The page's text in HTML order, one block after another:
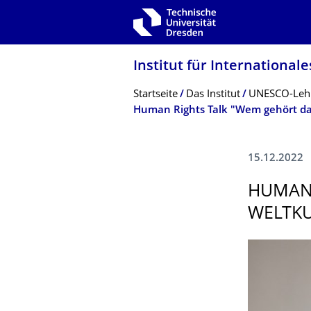
Zur Hauptnavigation springen
Institut für
Breadcrumb-Menü
Startseite Das Institut
UNESCO-
Human Rights Talk "Wem gehört
15.12.2022